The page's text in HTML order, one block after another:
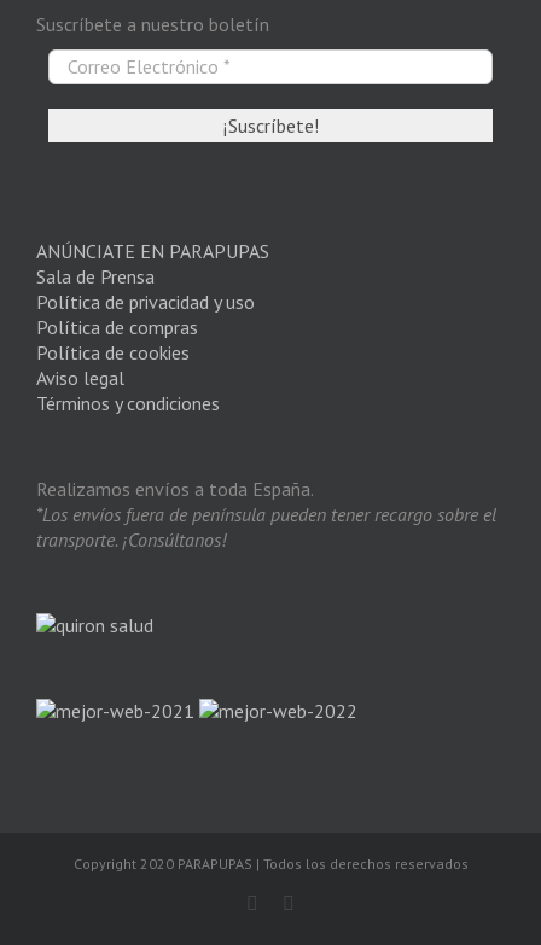
Suscríbete a nuestro boletín
ANÚNCIATE EN PARAPUPAS
Sala de Prensa
Política de privacidad y uso
Política de compras
Política de cookies
Aviso legal
Términos y condiciones
Realizamos envíos a toda España.
*Los envíos fuera de península pueden tener recargo sobre el
transporte. ¡Consúltanos!
Copyright 2020 PARAPUPAS | Todos los derechos reservados
Facebook